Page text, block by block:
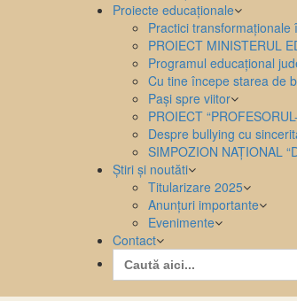
Proiecte educaționale
Practici
PROIECT MINISTERUL
Programul educațional
Cu tine începe starea de
Pași spre viitor
PROIECT
Despre bullying cu
SIMPOZION NAȚIONAL
Știri și noutăti
Titularizare 2025
Anunțuri importante
Evenimente
Contact
Search
for: